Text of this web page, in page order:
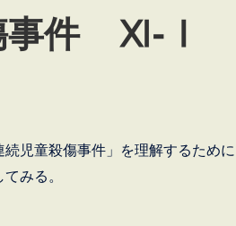
事件 Ⅺ-Ⅰ
児童殺傷事件」を理解するため
みる。